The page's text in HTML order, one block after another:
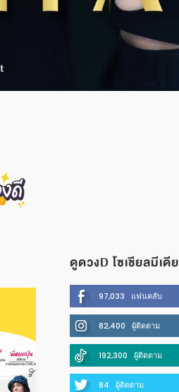
ดูดวงD โซเชียลมีเดีย
97,033 แฟนคลับ
82,400 ผู้ติดตาม
192,300 ผู้ติดตาม
84 ผู้ติดตาม